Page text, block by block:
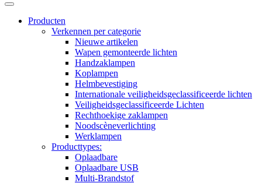
Producten
Verkennen per categorie
Nieuwe artikelen
Wapen gemonteerde lichten
Handzaklampen
Koplampen
Helmbevestiging
Internationale veiligheidsgeclassificeerde lichten
Veiligheidsgeclassificeerde Lichten
Rechthoekige zaklampen
Noodscèneverlichting
Werklampen
Producttypes:
Oplaadbare
Oplaadbare USB
Multi-Brandstof